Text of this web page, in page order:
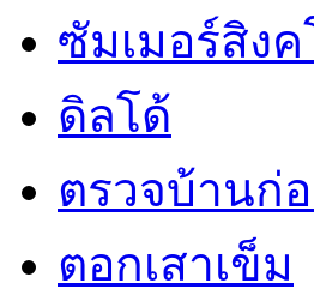
ซัมเมอร์สิงค
ดิลโด้
ตรวจบ้านก่
ตอกเสาเข็ม